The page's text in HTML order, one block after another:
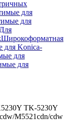
для
для
Для
Широкоформатная
для Konica-
для
для
TK-5230Y
M5521cdn/cdw